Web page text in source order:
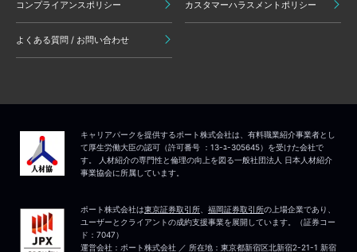
コンプライアンスポリシー カスタマーハラスメントポリシー
よくある質問 / お問い合わせ